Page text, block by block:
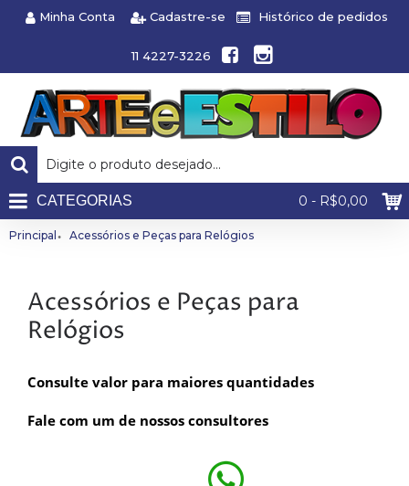
Minha Conta Cadastre-se Histórico de pedidos
11 4227-3226
0 - R$0,00
CATEGORIAS
Principal Acessórios e Peças para Relógios
Acessórios e Peças para
Relógios
Consulte valor para maiores quantidades
Fale com um de nossos consultores